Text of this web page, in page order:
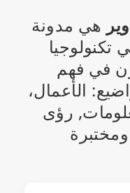
هي مدونة
في فهم
الأعمال،
رؤى